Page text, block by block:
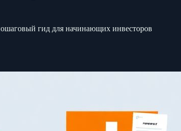
гид для начинающих инвесторов